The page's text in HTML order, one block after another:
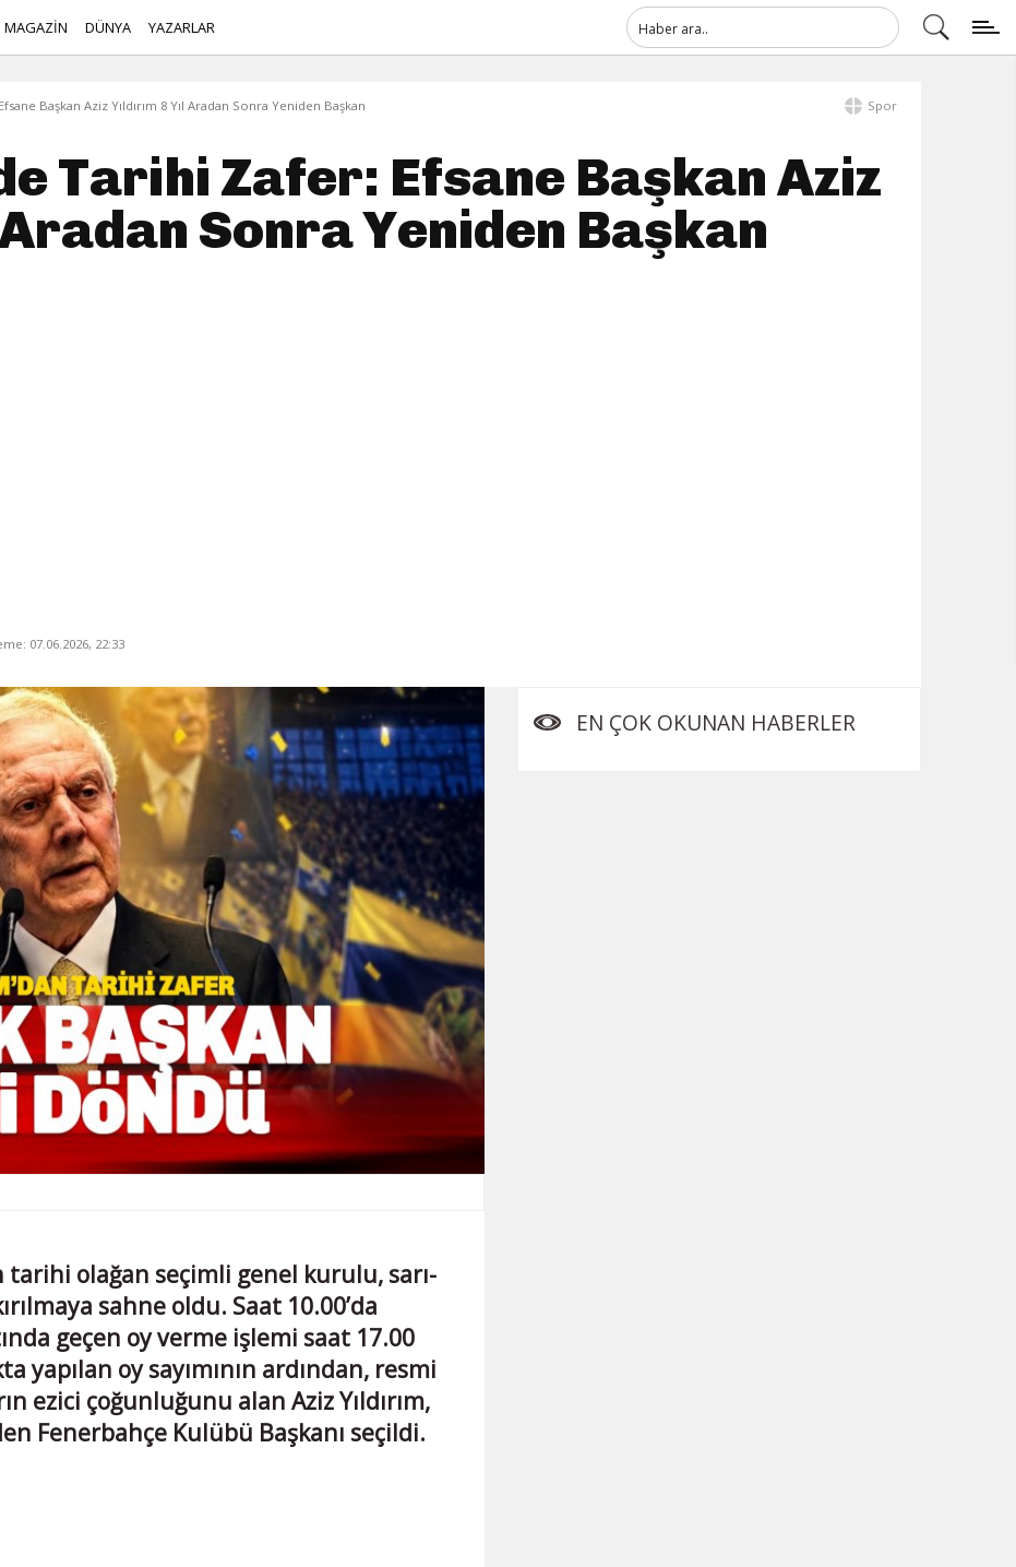
MAGAZİN DÜNYA YAZARLAR
Başkan Aziz Yıldırım 8 Yıl Aradan Sonra Yeniden Başkan Spor
Tarihi Zafer: Efsane Başkan Aziz
Aradan Sonra Yeniden Başkan
07.06.2026, 22:33
tarihi olağan seçimli genel kurulu, sarı-
sahne oldu. Saat 10.00’da
geçen oy verme işlemi saat 17.00
yapılan oy sayımının ardından, resmi
ezici çoğunluğunu alan Aziz Yıldırım,
Fenerbahçe Kulübü Başkanı seçildi.
EN ÇOK OKUNAN HABERLER